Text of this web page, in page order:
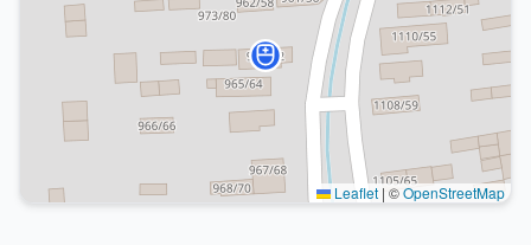
Leaflet | ©OpenStreetMap